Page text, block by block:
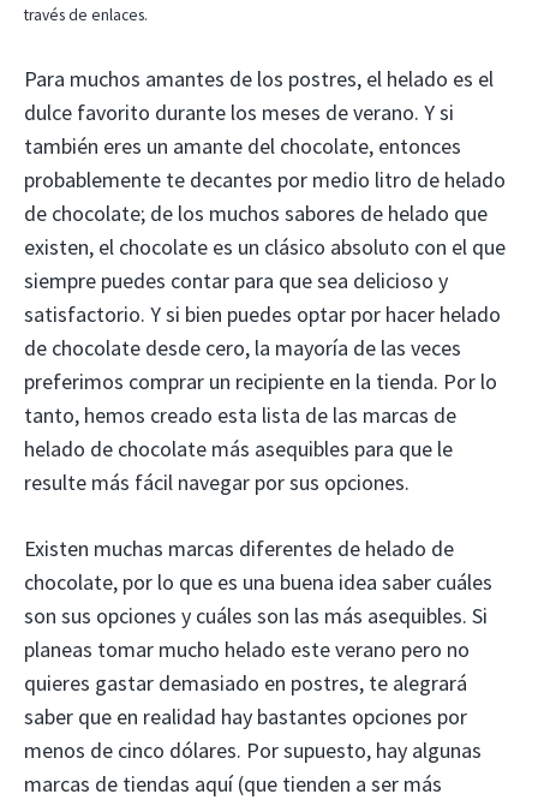
través de enlaces.
Para muchos amantes de los postres, el helado es el
dulce favorito durante los meses de verano. Y si
también eres un amante del chocolate, entonces
probablemente te decantes por medio litro de helado
de chocolate; de ​​los muchos sabores de helado que
existen, el chocolate es un clásico absoluto con el que
siempre puedes contar para que sea delicioso y
satisfactorio. Y si bien puedes optar por hacer helado
de chocolate desde cero, la mayoría de las veces
preferimos comprar un recipiente en la tienda. Por lo
tanto, hemos creado esta lista de las marcas de
helado de chocolate más asequibles para que le
resulte más fácil navegar por sus opciones.
Existen muchas marcas diferentes de helado de
chocolate, por lo que es una buena idea saber cuáles
son sus opciones y cuáles son las más asequibles. Si
planeas tomar mucho helado este verano pero no
quieres gastar demasiado en postres, te alegrará
saber que en realidad hay bastantes opciones por
menos de cinco dólares. Por supuesto, hay algunas
marcas de tiendas aquí (que tienden a ser más